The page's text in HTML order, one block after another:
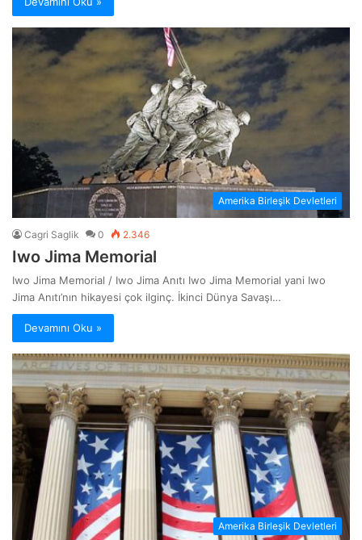
Amerika Birleşik Devletleri
Cagri Saglik 0 2.346
Iwo Jima Memorial
Iwo Jima Memorial / Iwo Jima Anıtı Iwo Jima Memorial yani Iwo
Jima Anıtı’nın hikayesi çok ilginç. İkinci Dünya Savaşı…
Devamını Oku »
Amerika Birleşik Devletleri